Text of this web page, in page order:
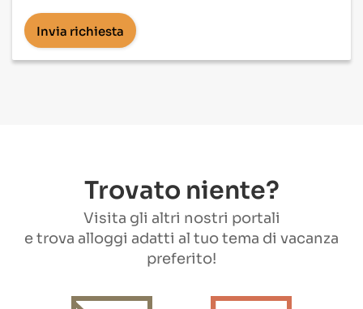
Invia richiesta
Trovato niente?
Visita gli altri nostri portali
e trova alloggi adatti al tuo tema di vacanza
preferito!